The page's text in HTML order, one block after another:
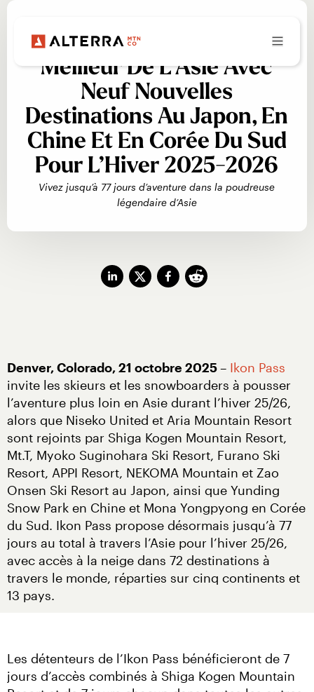
Ikon Pass Offre Le
Meilleur De L’Asie Avec
Neuf Nouvelles
Destinations Au Japon, En
Chine Et En Corée Du Sud
Pour L’Hiver 2025-2026
Vivez jusqu’à 77 jours d’aventure dans la poudreuse
légendaire d’Asie
Denver, Colorado, 21 octobre 2025 – Ikon Pass
invite les skieurs et les snowboarders à pousser
l’aventure plus loin en Asie durant l’hiver 25/26,
alors que Niseko United et Aria Mountain Resort
sont rejoints par Shiga Kogen Mountain Resort,
Mt.T, Myoko Suginohara Ski Resort, Furano Ski
Resort, APPI Resort, NEKOMA Mountain et Zao
Onsen Ski Resort au Japon, ainsi que Yunding
Snow Park en Chine et Mona Yongpyong en Corée
du Sud. Ikon Pass propose désormais jusqu’à 77
jours au total à travers l’Asie pour l’hiver 25/26,
avec accès à la neige dans 72 destinations à
travers le monde, réparties sur cinq continents et
13 pays.
Les détenteurs de l’Ikon Pass bénéficieront de 7
jours d’accès combinés à Shiga Kogen Mountain